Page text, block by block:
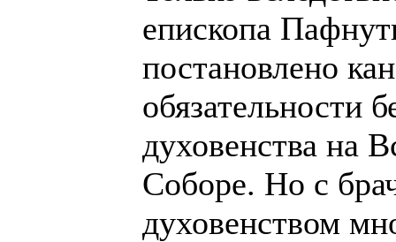
епископа
постановлено
обязательности
духовенства на
Соборе. Но с
духовенством